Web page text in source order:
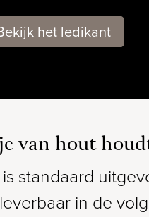
het ledikant
van hout
standaard
in de